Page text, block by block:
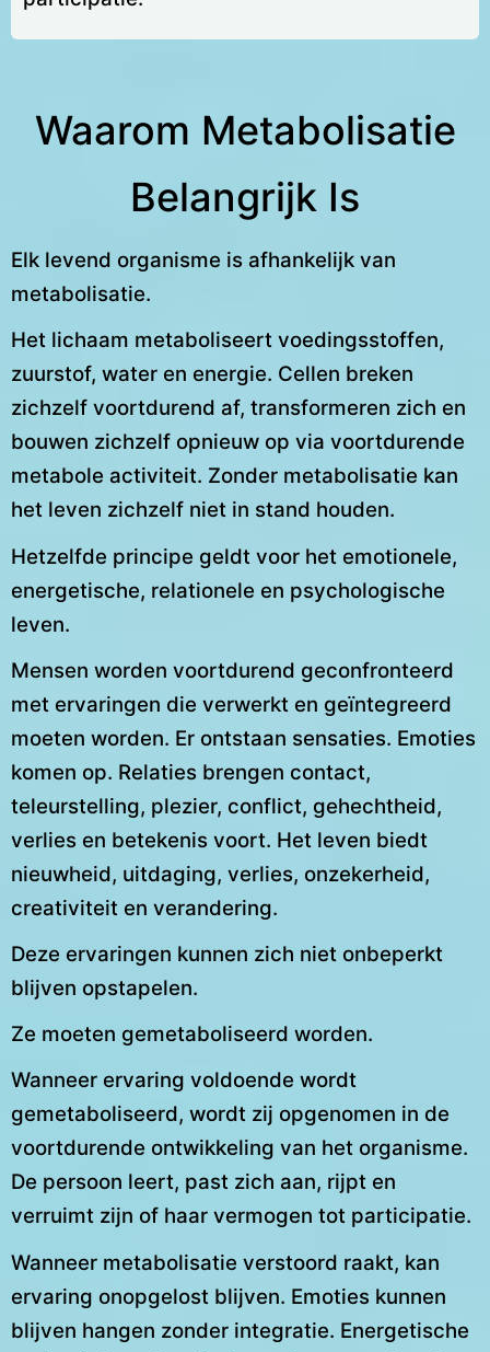
Waarom Metabolisatie
Belangrijk Is
Elk levend organisme is afhankelijk van
metabolisatie.
Het lichaam metaboliseert voedingsstoffen,
zuurstof, water en energie. Cellen breken
zichzelf voortdurend af, transformeren zich en
bouwen zichzelf opnieuw op via voortdurende
metabole activiteit. Zonder metabolisatie kan
het leven zichzelf niet in stand houden.
Hetzelfde principe geldt voor het emotionele,
energetische, relationele en psychologische
leven.
Mensen worden voortdurend geconfronteerd
met ervaringen die verwerkt en geïntegreerd
moeten worden. Er ontstaan sensaties. Emoties
komen op. Relaties brengen contact,
teleurstelling, plezier, conflict, gehechtheid,
verlies en betekenis voort. Het leven biedt
nieuwheid, uitdaging, verlies, onzekerheid,
creativiteit en verandering.
Deze ervaringen kunnen zich niet onbeperkt
blijven opstapelen.
Ze moeten gemetaboliseerd worden.
Wanneer ervaring voldoende wordt
gemetaboliseerd, wordt zij opgenomen in de
voortdurende ontwikkeling van het organisme.
De persoon leert, past zich aan, rijpt en
verruimt zijn of haar vermogen tot participatie.
Wanneer metabolisatie verstoord raakt, kan
ervaring onopgelost blijven. Emoties kunnen
blijven hangen zonder integratie. Energetische